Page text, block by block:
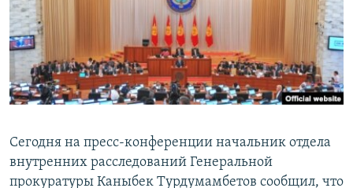
Сегодня на пресс-конференции начальник отдела
внутренних расследований Генеральной
прокуратуры Каныбек Турдумамбетов сообщил, что